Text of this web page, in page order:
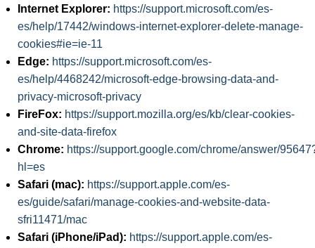
Internet Explorer: https://support.microsoft.com/es-
es/help/17442/windows-internet-explorer-delete-manage-
cookies#ie=ie-11
Edge: https://support.microsoft.com/es-
es/help/4468242/microsoft-edge-browsing-data-and-
privacy-microsoft-privacy
FireFox: https://support.mozilla.org/es/kb/clear-cookies-
and-site-data-firefox
Chrome: https://support.google.com/chrome/answer/
hl=es
Safari (mac): https://support.apple.com/es-
es/guide/safari/manage-cookies-and-website-data-
sfri11471/mac
Safari (iPhone/iPad): https://support.apple.com/es-